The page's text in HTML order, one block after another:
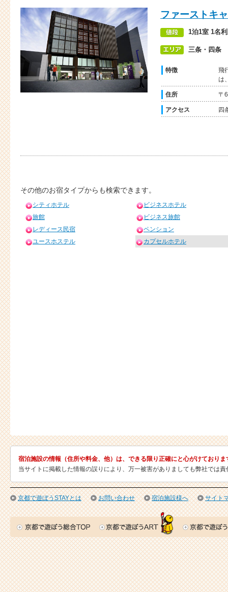
ファーストキ
1泊1室 1名
三条・四条
特徴
飛
は
住所 〒
アクセス 四
その他のお宿タイプからも検索できます。
シティホテル
ビジネスホテル
旅館
ビジネス旅館
レディース民宿
ペンション
ユースホステル
カプセルホテル
宿泊施設の情報（住所や料金、他）は、できる限り正確にと心がけており
当サイトに掲載した情報の誤りにより、万一被害がありましても弊社では
京都で遊ぼうSTAYとは お問い合わせ 宿泊施設様へ サイト